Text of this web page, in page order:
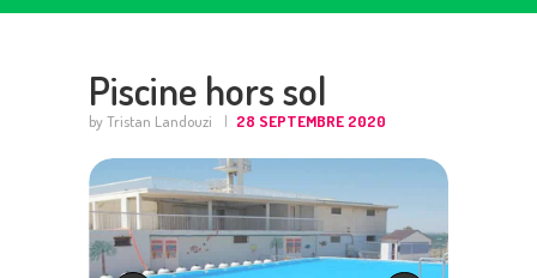
Piscine hors sol
by Tristan Landouzi 28 SEPTEMBRE 2020